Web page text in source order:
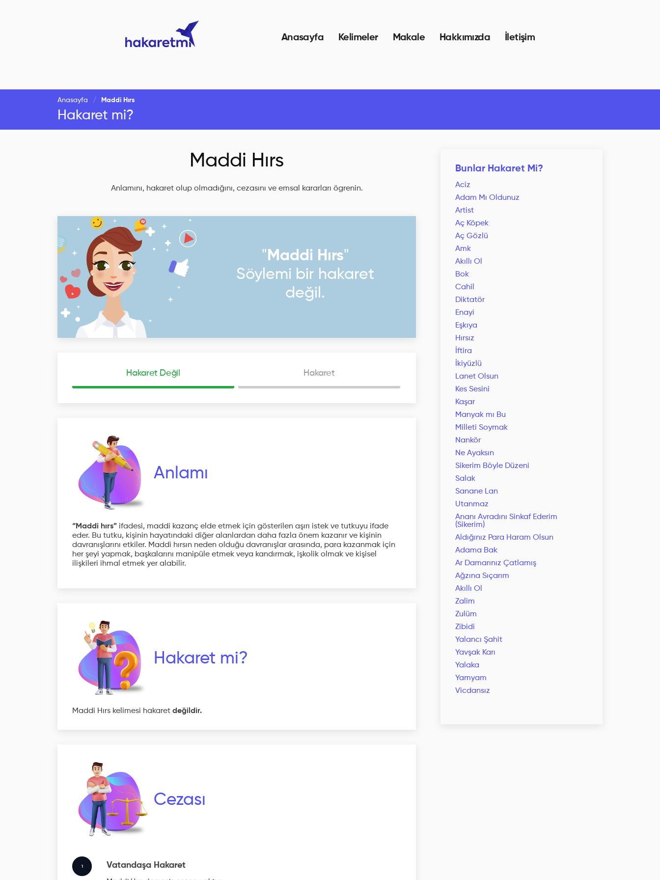
Anasayfa Kelimeler Makale Hakkımızda İletişim
Anasayfa Maddi Hırs
Hakaret mi?
Maddi Hırs
Anlamını, hakaret olup olmadığını, cezasını ve emsal kararları ögrenin.
" Maddi Hırs"
Söylemi bir hakaret
değil.
Hakaret Değil Hakaret
Anlamı
“Maddi hırs” ifadesi, maddi kazanç elde etmek için gösterilen aşırı istek ve tutkuyu ifade
eder. Bu tutku, kişinin hayatındaki diğer alanlardan daha fazla önem kazanır ve kişinin
davranışlarını etkiler. Maddi hırsın neden olduğu davranışlar arasında, para kazanmak için
her şeyi yapmak, başkalarını manipüle etmek veya kandırmak, işkolik olmak ve kişisel
ilişkileri ihmal etmek yer alabilir.
Hakaret mi?
Maddi Hırs kelimesi hakaret değildir.
Cezası
1 Vatandaşa Hakaret
Bunlar Hakaret Mi?
Aciz
Adam Mı Oldunuz
Artist
Aç Köpek
Aç Gözlü
Amk
Akıllı Ol
Bok
Cahil
Diktatör
Enayi
Eşkıya
Hırsız
İftira
İkiyüzlü
Lanet Olsun
Kes Sesini
Kaşar
Manyak mı Bu
Milleti Soymak
Nankör
Ne Ayaksın
Sikerim Böyle Düzeni
Salak
Sanane Lan
Utanmaz
Ananı Avradını Sinkaf Ederim
(Sikerim)
Aldığınız Para Haram Olsun
Adama Bak
Ar Damarınız Çatlamış
Ağzına Sıçarım
Akıllı Ol
Zalim
Zulüm
Zibidi
Yalancı Şahit
Yavşak Karı
Yalaka
Yamyam
Vicdansız